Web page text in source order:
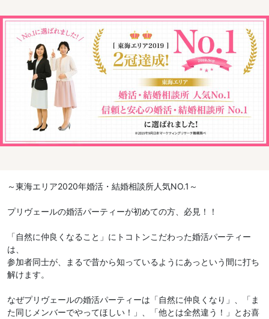
～東海エリア2020年婚活・結婚相談所人気NO.1～
プリヴェールの婚活パーティーが初めての方、必見！！
「自然に仲良くなること」にトコトンこだわった婚活パーティー
は、
参加者同士が、まるで昔から知っているようにあっという間に打ち
解けます。
なぜプリヴェールの婚活パーティーは「自然に仲良くなり」、「ま
た同じメンバーでやってほしい！」、「他とは全然違う！」とお喜